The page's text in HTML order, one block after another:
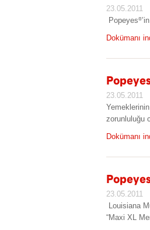
23.05.2011
Popeyes®
Dokümanı
23.05.2011
zorunluluğu
Dokümanı
23.05.2011
Louisiana
“Maxi XL